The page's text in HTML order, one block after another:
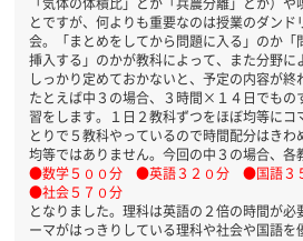
とですが、何よりも重要なのは授業のダン
会。「まとめをしてから問題に入る」のか「
挿入する」のかが教科によって、また分野に
しっかり定めておかないと、予定の内容が終
たとえば中３の場合、３時間×１４日でもの
習をします。１日２教科ずつをほぼ均等にコ
とりで５教科やっているので時間配分はき
均等ではありません。今回の中３の場合、各
●数学５００分 ●英語３２０分 ●国語３
●社会５７０分
となりました。理科は英語の２倍の時間が
ーマがはっきりしている理科や社会や国語